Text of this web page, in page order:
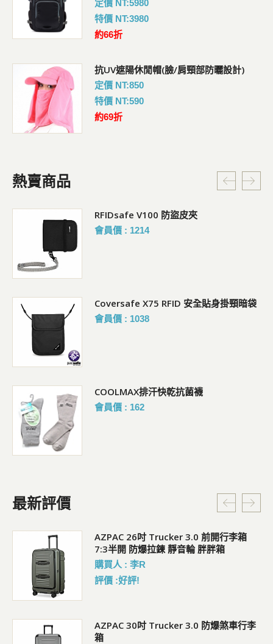
定價 NT:5980
特價 NT:3980
約66折
抗UV遮陽休閒帽(臉/肩頸部防曬設計)
定價 NT:850
特價 NT:590
約69折
熱賣商品
RFIDsafe V100 防盜皮夾
會員價 : 1214
Coversafe X75 RFID 安全貼身掛頸暗袋
會員價 : 1038
COOLMAX排汗快乾抗菌襪
會員價 : 162
最新評價
AZPAC 26吋 Trucker 3.0 前開行李箱
7:3半開 防爆拉鍊 靜音輪 胖胖箱
購買人 : 李R
評價 :好評!
AZPAC 30吋 Trucker 3.0 防爆煞車行李
箱